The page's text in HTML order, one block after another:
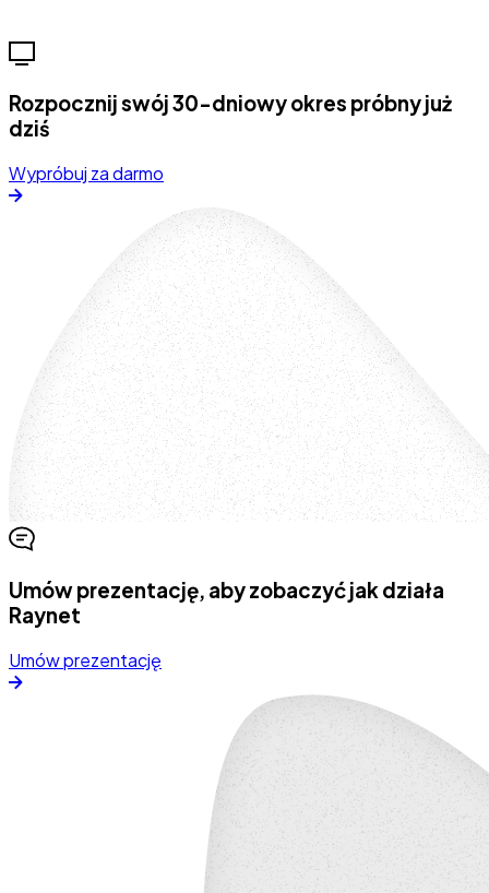
Rozpocznij swój 30-dniowy okres próbny już
dziś
Wypróbuj za darmo
Umów prezentację, aby zobaczyć jak działa
Raynet
Umów prezentację